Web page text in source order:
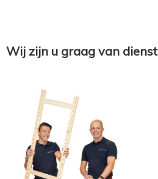
Wij zijn u graag van dienst